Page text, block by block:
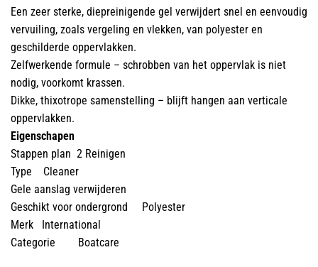
Een zeer sterke, diepreinigende gel verwijdert snel en eenvoudig
vervuiling, zoals vergeling en vlekken, van polyester en
geschilderde oppervlakken.
Zelfwerkende formule – schrobben van het oppervlak is niet
nodig, voorkomt krassen.
Dikke, thixotrope samenstelling – blijft hangen aan verticale
oppervlakken.
Eigenschapen
Stappen plan 2 Reinigen
Type Cleaner
Gele aanslag verwijderen
Geschikt voor ondergrond Polyester
Merk International
Categorie Boatcare